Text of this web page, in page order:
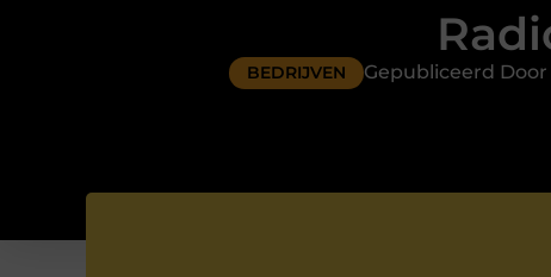
BEDRIJVEN Gepubliceerd Door